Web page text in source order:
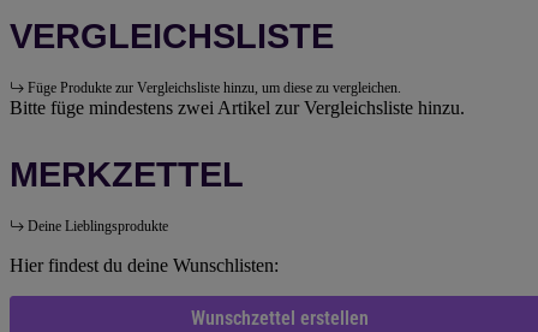
VERGLEICHSLISTE
Füge Produkte zur Vergleichsliste hinzu, um diese zu vergleichen.
Bitte füge mindestens zwei Artikel zur Vergleichsliste hinzu.
MERKZETTEL
Deine Lieblingsprodukte
Hier findest du deine Wunschlisten:
Wunschzettel erstellen